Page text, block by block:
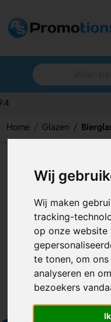
Wij
Wij maken
tracking-
op onze website
te tonen, om
analyseren en
bezoekers
Home Glazen
Bierglas
Artikelnummer: